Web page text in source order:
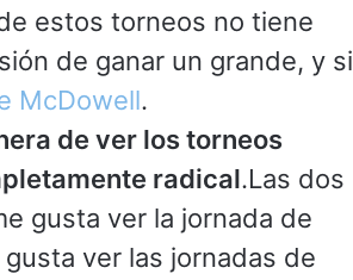
estos torneos no tiene
de ganar un grande, y si
McDowell.
de ver los torneos
radical.Las dos
gusta ver la jornada de
ver las jornadas de